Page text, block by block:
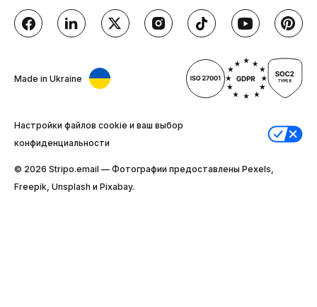
Made in Ukraine
Настройки файлов cookie и ваш выбор
конфиденциальности
© 2026 Stripо.email — Фотографии предоставлены Pexels,
Freepik, Unsplash и Pixabay.